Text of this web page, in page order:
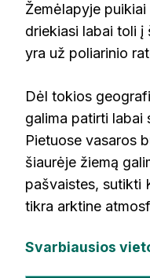
Žemėlapyje
driekiasi labai toli į
yra už poliarinio
Dėl tokios
galima patirti labai
Pietuose vasaros
šiaurėje žiemą
pašvaistes, sutikti
tikra arktine
Svarbiausios